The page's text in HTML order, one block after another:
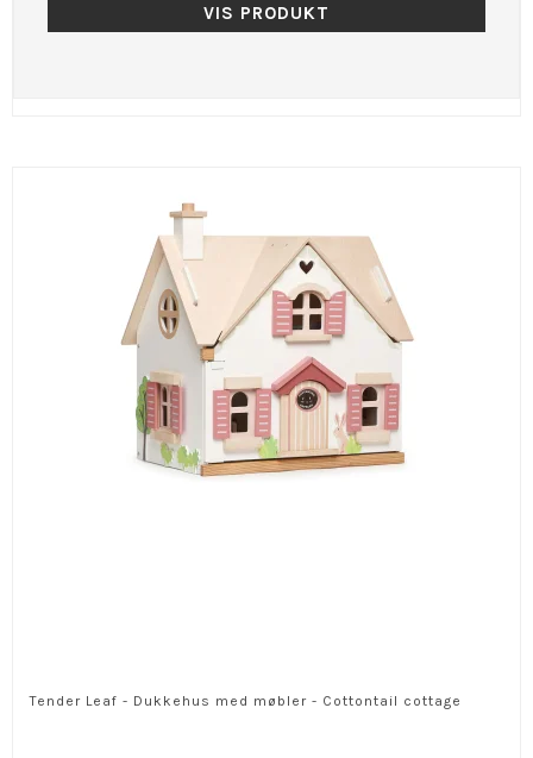
VIS PRODUKT
Tender Leaf - Dukkehus med møbler - Cottontail cottage